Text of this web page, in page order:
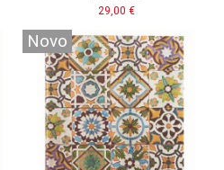
29,00 €
Novo